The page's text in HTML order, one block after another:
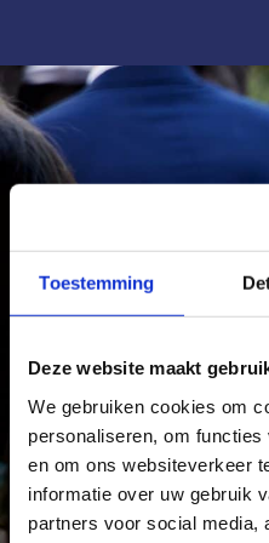
Toestemming
Deze website maakt
We gebruiken cookies om
personaliseren, om
en om ons websiteverkeer
informatie over uw gebruik
partners voor social media,